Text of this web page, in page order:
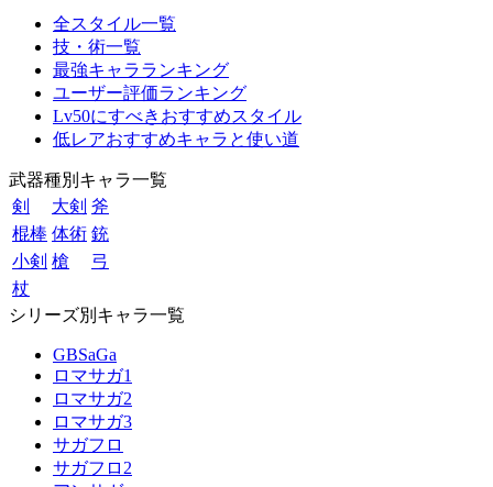
全スタイル一覧
技・術一覧
最強キャラランキング
ユーザー評価ランキング
Lv50にすべきおすすめスタイル
低レアおすすめキャラと使い道
武器種別キャラ一覧
剣
大剣 斧
棍棒 体術 銃
小剣 槍
弓
杖
シリーズ別キャラ一覧
GBSaGa
ロマサガ1
ロマサガ2
ロマサガ3
サガフロ
サガフロ2